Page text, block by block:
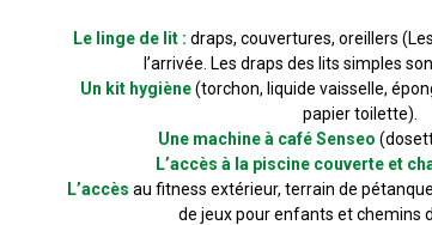
Le linge de lit : draps, couvertures, oreillers
l’arrivée. Les draps des lits simples
Un kit hygiène(torchon, liquide vaisselle,
papier toilette).
Une machine à café Senseo
L’accès à la piscine couverte et
L’accès au fitness extérieur, terrain de
de jeux pour enfants et chemins